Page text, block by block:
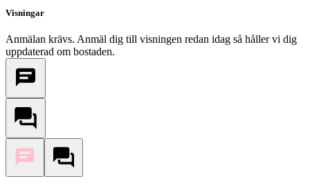
Visningar
Anmälan krävs. Anmäl dig till visningen redan idag så håller vi dig
uppdaterad om bostaden.